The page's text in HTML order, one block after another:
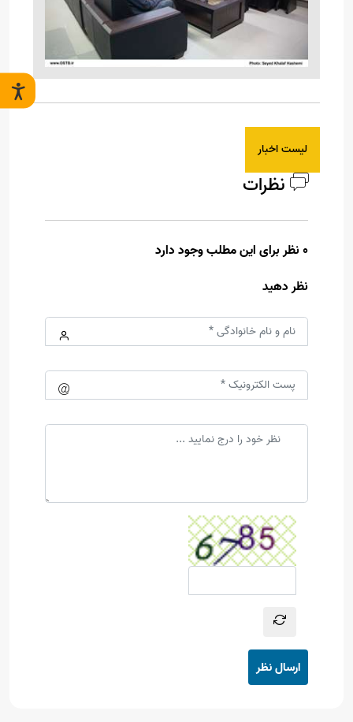
لیست اخبار
نظرات
0 نظر برای این مطلب وجود دارد
نظر دهید
ارسال نظر